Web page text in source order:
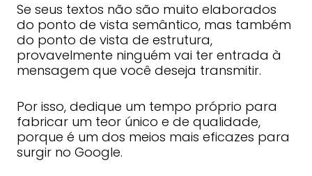
Se seus textos não são muito elaborados
do ponto de vista semântico, mas também
do ponto de vista de estrutura,
provavelmente ninguém vai ter entrada à
mensagem que você deseja transmitir.
Por isso, dedique um tempo próprio para
fabricar um teor único e de qualidade,
porque é um dos meios mais eficazes para
surgir no Google.